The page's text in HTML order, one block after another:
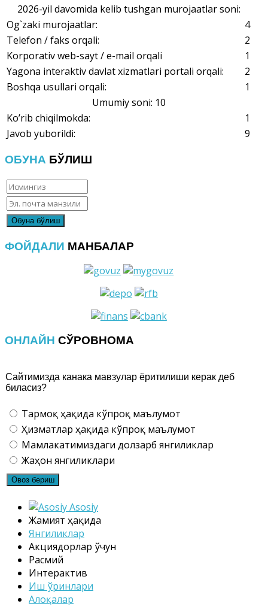
2026-yil davomida kelib tushgan murojaatlar soni:
Og`zaki murojaatlar:
4
Telefon / faks orqali:
2
Korporativ web-sayt / e-mail orqali
1
Yagona interaktiv davlat xizmatlari portali orqali:
2
Boshqa usullari orqali:
1
Umumiy soni: 10
Ko’rib chiqilmokda:
1
Javob yuborildi:
9
ОБУНА БЎЛИШ
ФОЙДАЛИ МАНБАЛАР
ОНЛАЙН СЎРОВНОМА
Сайтимизда канака мавзулар ёритилиши керак деб
биласиз?
Тармоқ ҳақида кўпроқ маълумот
Ҳизматлар ҳақида кўпроқ маълумот
Мамлакатимиздаги долзарб янгиликлар
Жаҳон янгиликлари
Asosiy
Жамият ҳақида
Янгиликлар
Акциядорлар ўчун
Расмий
Интерактив
Иш ўринлари
Алоқалар